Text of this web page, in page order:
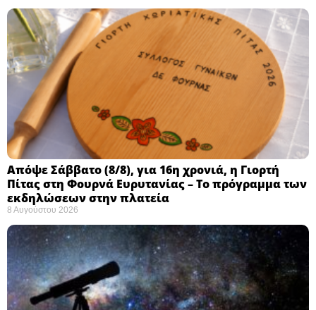
Απόψε Σάββατο (8/8), για 16η χρονιά, η Γιορτή
Πίτας στη Φουρνά Ευρυτανίας – Το πρόγραμμα των
εκδηλώσεων στην πλατεία
8 Αυγούστου 2026